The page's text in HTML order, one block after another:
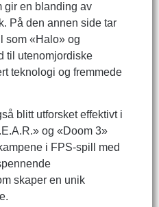
gir en blanding av
På den annen side tar
som «Halo» og
til utenomjordiske
teknologi og fremmede
blitt utforsket effektivt i
og «Doom 3»
i FPS-spill med
skaper en unik